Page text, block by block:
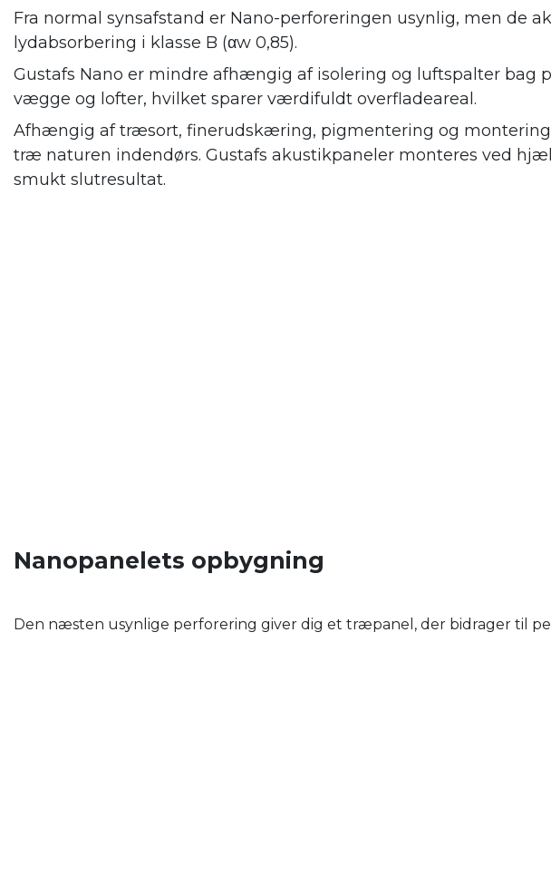
Fra normal synsafstand er Nano-perforeringen usynlig, men de
lydabsorbering i klasse B (αw 0,85).
Gustafs Nano er mindre afhængig af isolering og luftspalter bag
vægge og lofter, hvilket sparer værdifuldt overfladeareal.
Afhængig af træsort, finerudskæring, pigmentering og
træ naturen indendørs. Gustafs akustikpaneler monteres ved
smukt slutresultat.
Nanopanelets opbygning
Den næsten usynlige perforering giver dig et træpanel, der bidrager til